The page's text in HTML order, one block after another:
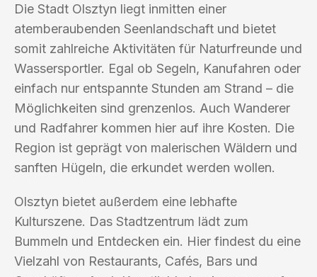
Die Stadt Olsztyn liegt inmitten einer
atemberaubenden Seenlandschaft und bietet
somit zahlreiche Aktivitäten für Naturfreunde und
Wassersportler. Egal ob Segeln, Kanufahren oder
einfach nur entspannte Stunden am Strand – die
Möglichkeiten sind grenzenlos. Auch Wanderer
und Radfahrer kommen hier auf ihre Kosten. Die
Region ist geprägt von malerischen Wäldern und
sanften Hügeln, die erkundet werden wollen.
Olsztyn bietet außerdem eine lebhafte
Kulturszene. Das Stadtzentrum lädt zum
Bummeln und Entdecken ein. Hier findest du eine
Vielzahl von Restaurants, Cafés, Bars und